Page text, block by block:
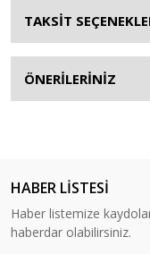
TAKSİT
ÖNERİLERİNİZ
HABER LİSTESİ
Haber listemize
haberdar olabilirsiniz.